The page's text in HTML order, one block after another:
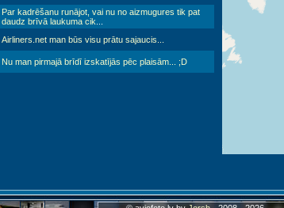
Par kadrēšanu runājot, vai nu no aizmugures tik pat
daudz brīvā laukuma cik
Airliners.net man būs visu prātu sajaucis...
Nu man pirmajā brīdī izskatījās pēc plaisām... ;D